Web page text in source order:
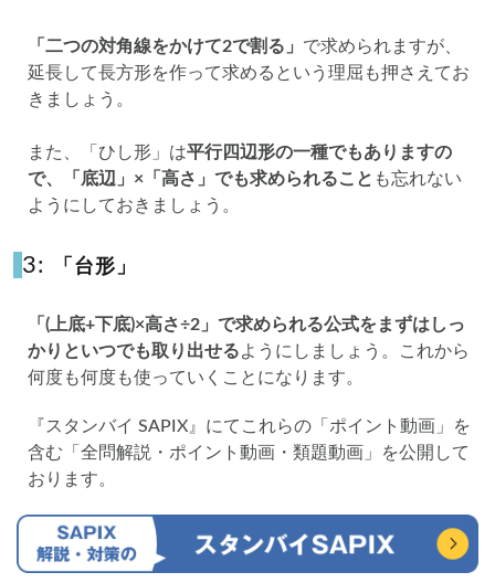
「二つの対角線をかけて2で割る」 で求められますが、
延長して長方形を作って求めるという理屈も押さえてお
きましょう。
また、「ひし形」は平行四辺形の一種でもありますの
で、「底辺」×「高さ」でも求められること も忘れない
ようにしておきましょう。
3: 「台形」
「(上底+下底)×高さ÷2」で求められる公式をまずはしっ
かりといつでも取り出せるようにしましょう。これから
何度も何度も使っていくことになります。
『スタンバイ SAPIX』にてこれらの「ポイント動画」を
含む「全問解説・ポイント動画・類題動画」を公開して
おります。